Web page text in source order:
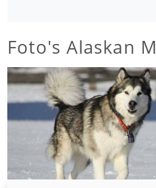
Foto's Alaskan